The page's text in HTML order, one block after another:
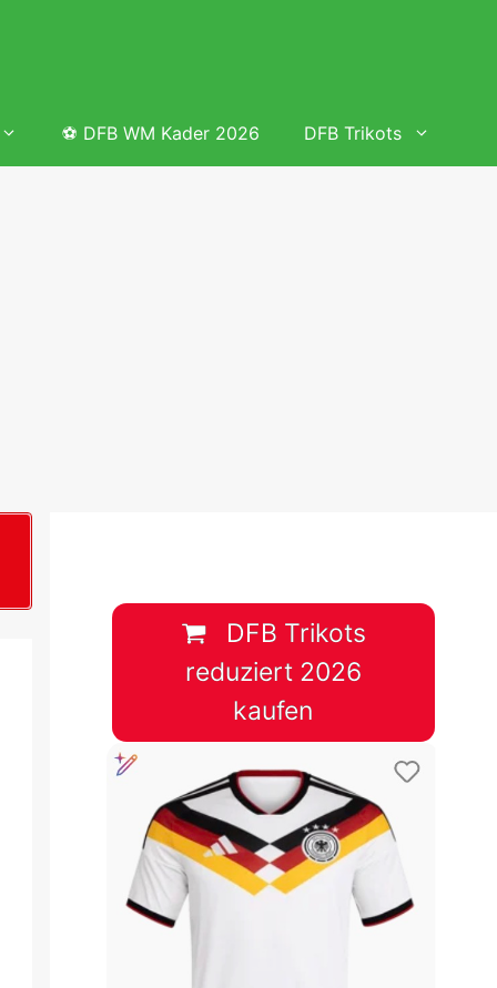
&
&
Tabelle
⚽ DFB WM Kader 2026 DFB Trikots
DFB Trikots
reduziert 2026
kaufen